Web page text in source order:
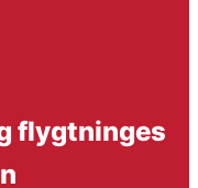
flygtninges